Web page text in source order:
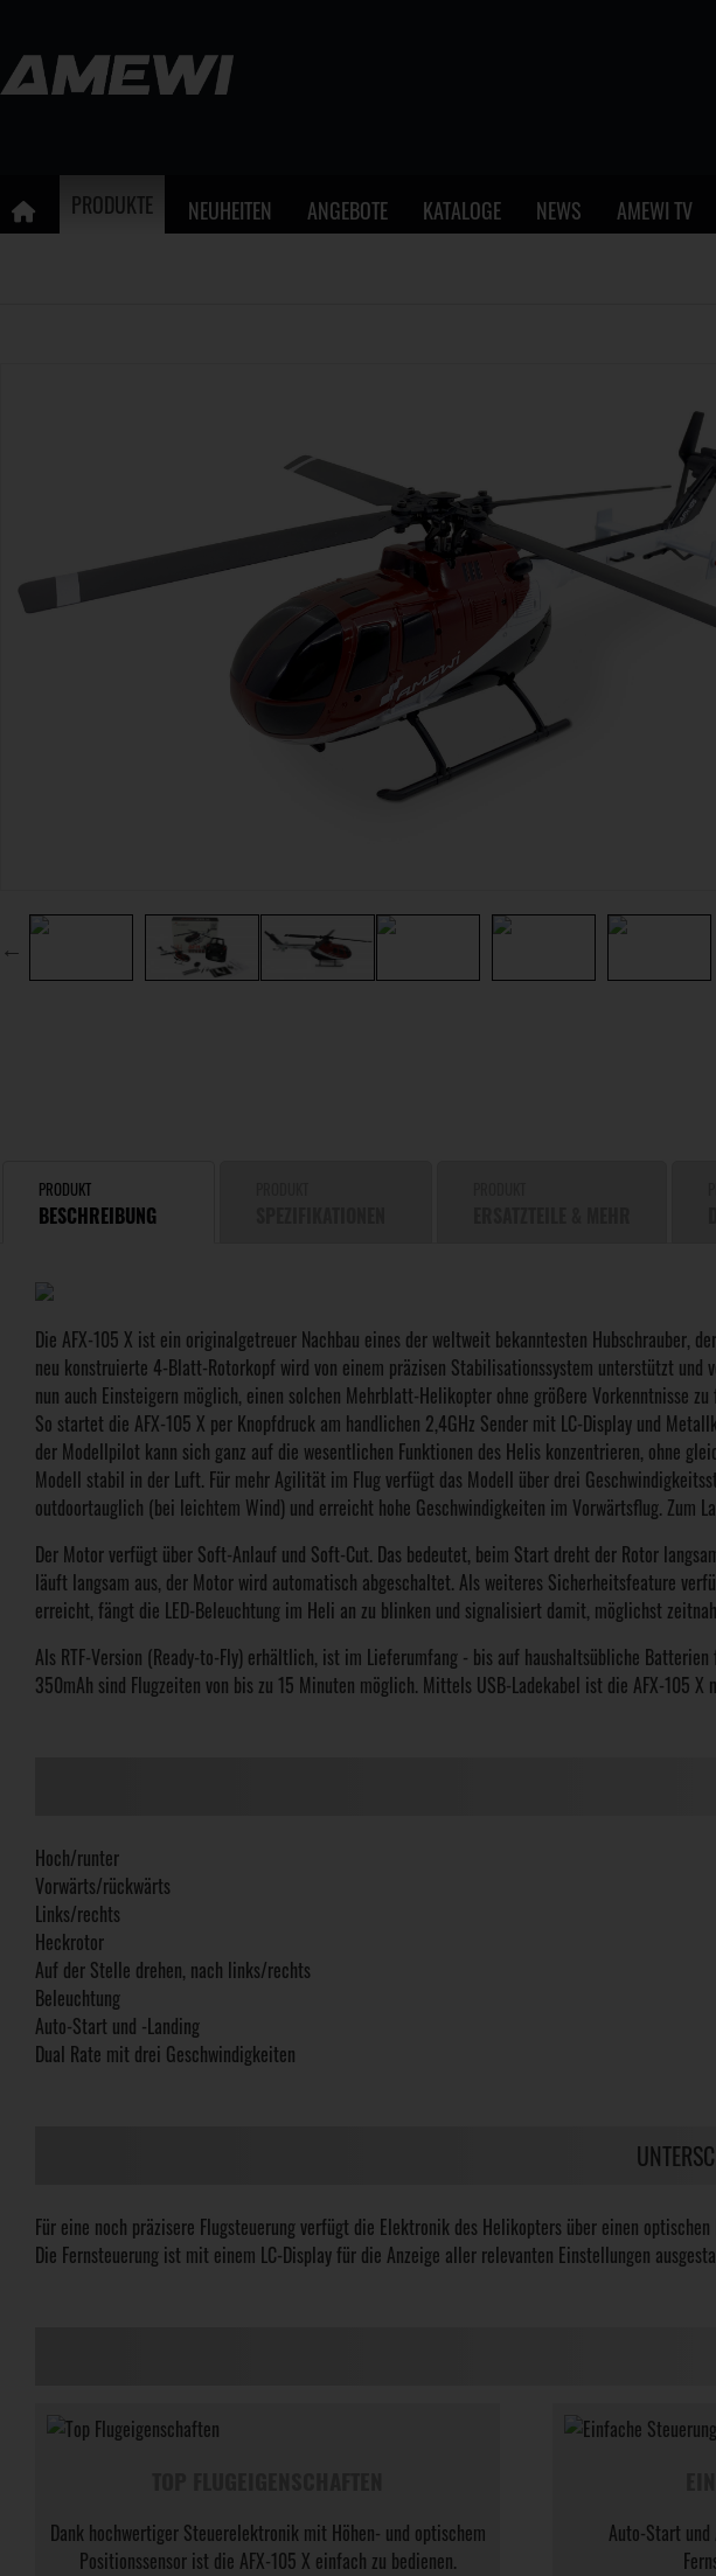
PRODUKTE NEUHEITEN ANGEBOTE KATALOGE NEWS AMEWI TV
PRODUKT
BESCHREIBUNG
Die AFX-105 X ist ein originalgetreuer Nachbau eines der weltweit bekanntesten Hubschrauber,
neu konstruierte 4-Blatt-Rotorkopf wird von einem präzisen Stabilisationssystem unterstützt
nun auch Einsteigern möglich, einen solchen Mehrblatt-Helikopter ohne größere Vorkenntnisse zu
So startet die AFX-105 X per Knopfdruck am handlichen 2,4GHz Sender mit LC-Display und
der Modellpilot kann sich ganz auf die wesentlichen Funktionen des Helis konzentrieren, ohne
Modell stabil in der Luft. Für mehr Agilität im Flug verfügt das Modell über drei
outdoortauglich (bei leichtem Wind) und erreicht hohe Geschwindigkeiten im Vorwärtsflug. Zum
Der Motor verfügt über Soft-Anlauf und Soft-Cut. Das bedeutet, beim Start dreht der Rotor
läuft langsam aus, der Motor wird automatisch abgeschaltet. Als weiteres Sicherheitsfeature
erreicht, fängt die LED-Beleuchtung im Heli an zu blinken und signalisiert damit, möglichst
Als RTF-Version (Ready-to-Fly) erhältlich, ist im Lieferumfang - bis auf haushaltsübliche
350mAh sind Flugzeiten von bis zu 15 Minuten möglich. Mittels USB-Ladekabel ist die AFX-105
Hoch/runter
Vorwärts/rückwärts
Links/rechts
Heckrotor
Auf der Stelle drehen, nach links/rechts
Beleuchtung
Auto-Start und -Landing
Dual Rate mit drei Geschwindigkeiten
Für eine noch präzisere Flugsteuerung verfügt die Elektronik des Helikopters über einen
Die Fernsteuerung ist mit einem LC-Display für die Anzeige aller relevanten Einstellungen
Dank hochwertiger Steuerelektronik mit Höhen- und optischem
Positionssensor ist die AFX-105 X einfach zu bedienen.
Auto-Start